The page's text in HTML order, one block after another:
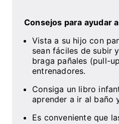
Consejos para ayudar
Vista a su hijo con
sean fáciles de subir
braga pañales (pull-
entrenadores.
Consiga un libro
aprender a ir al baño
Es conveniente que